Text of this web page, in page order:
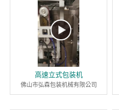
高速立式包装机
佛山市弘森包装机械有限公司